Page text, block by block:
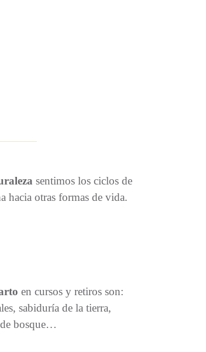
sentimos los ciclos de
hacia otras formas de vida.
en cursos y retiros son:
sabiduría de la tierra,
de bosque…